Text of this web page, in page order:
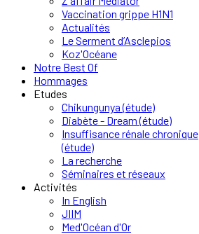
Vaccination grippe H1N1
Actualités
Le Serment d’Asclepios
Koz'Océane
Notre Best Of
Hommages
Etudes
Chikungunya (étude)
Diabète - Dream (étude)
Insuffisance rénale chronique
(étude)
La recherche
Séminaires et réseaux
Activités
In English
JIIM
Med'Océan d'Or